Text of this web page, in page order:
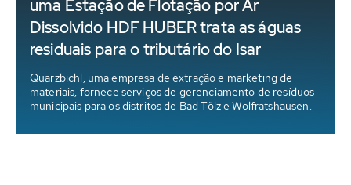
uma Estação de Flotação por Ar
Dissolvido HDF HUBER trata as águas
residuais para o tributário do Isar
Quarzbichl, uma empresa de extração e marketing de
materiais, fornece serviços de gerenciamento de resíduos
municipais para os distritos de Bad Tölz e Wolfratshausen.